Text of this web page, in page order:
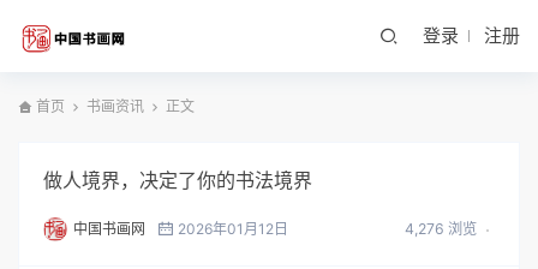
登录 注册
首页 书画资讯 正文
做人境界，决定了你的书法境界
中国书画网 2026年01月12日 4,276 浏览